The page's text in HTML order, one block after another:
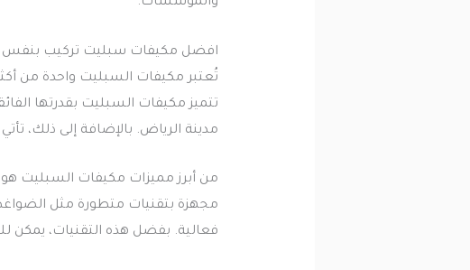
والمؤسسات.
افضل مكيفات سبليت تركيب بنفس
تُعتبر مكيفات السبليت واحدة من
تتميز مكيفات السبليت بقدرتها
مدينة الرياض. بالإضافة إلى ذلك،
من أبرز مميزات مكيفات السبليت هو
فعالية. بفضل هذه التقنيات، يمكن